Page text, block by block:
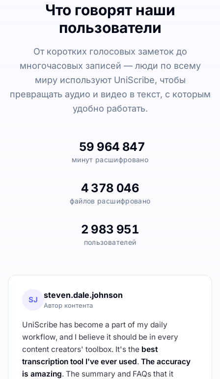
Что говорят наши
пользователи
От коротких голосовых заметок до
многочасовых записей — люди по всему
миру используют UniScribe, чтобы
превращать аудио и видео в текст, с которым
удобно работать.
59 964 847
минут расшифровано
4 378 046
файлов расшифровано
2 983 951
пользователей
SJ steven.dale.johnson
Автор контента
UniScribe has become a part of my daily
workflow, and I believe it should be in every
content creators' toolbox. It's the best
transcription tool I've ever used. The accuracy
is amazing. The summary and FAQs that it